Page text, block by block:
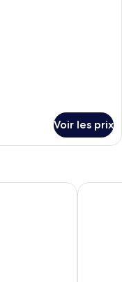
Voir les prix
Only